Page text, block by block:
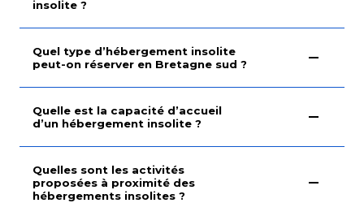
insolite ?
Quel type d’hébergement insolite
peut-on réserver en Bretagne sud ?
Quelle est la capacité d’accueil
d’un hébergement insolite ?
Quelles sont les activités
proposées à proximité des
hébergements insolites ?